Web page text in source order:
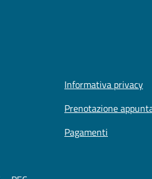
Informativa privacy
Prenotazione
Pagamenti